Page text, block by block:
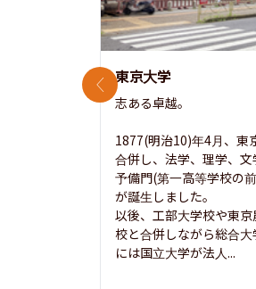
東京大学
志ある卓越。
1877(明治10)年4月、東
合併し、法学、理学、
予備門(第一高等学校の
が誕生しました。
以後、工部大学校や東
校と合併しながら総合
には国立大学が法人...
前のスライド